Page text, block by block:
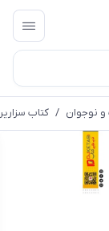
نوجوان / کتاب